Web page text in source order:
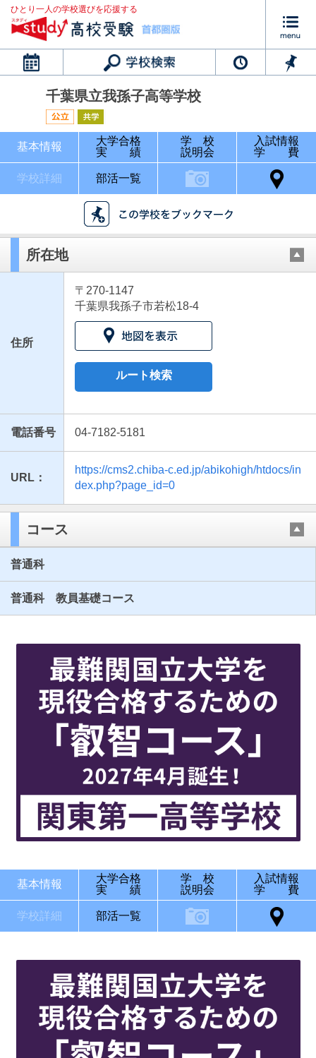
ひとり一人の学校選びを応援する
カレンダー
最近見た学校
千葉県立我孫子高等学校
ブックマークした学校
ブックマークした学校はありません
千葉県立我孫子高等学校
基本情報
大学合格
実 績
学 校
説明会
入試情報
学 費
学校詳細 部活一覧
所在地
住所
〒270-1147
千葉県我孫子市若松18-4
ルート検索
電話番号 04-7182-5181
URL：
https://cms2.chiba-c.ed.jp/abikohigh/htdocs/in
dex.php?page_id=0
コース
普通科
普通科 教員基礎コース
基本情報
大学合格
実 績
学 校
説明会
入試情報
学 費
学校詳細 部活一覧